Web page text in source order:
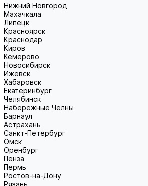
Нижний Новгород
Махачкала
Липецк
Красноярск
Краснодар
Киров
Кемерово
Новосибирск
Ижевск
Хабаровск
Екатеринбург
Челябинск
Набережные Челны
Барнаул
Астрахань
Санкт-Петербург
Омск
Оренбург
Пенза
Пермь
Ростов-на-Дону
Рязань